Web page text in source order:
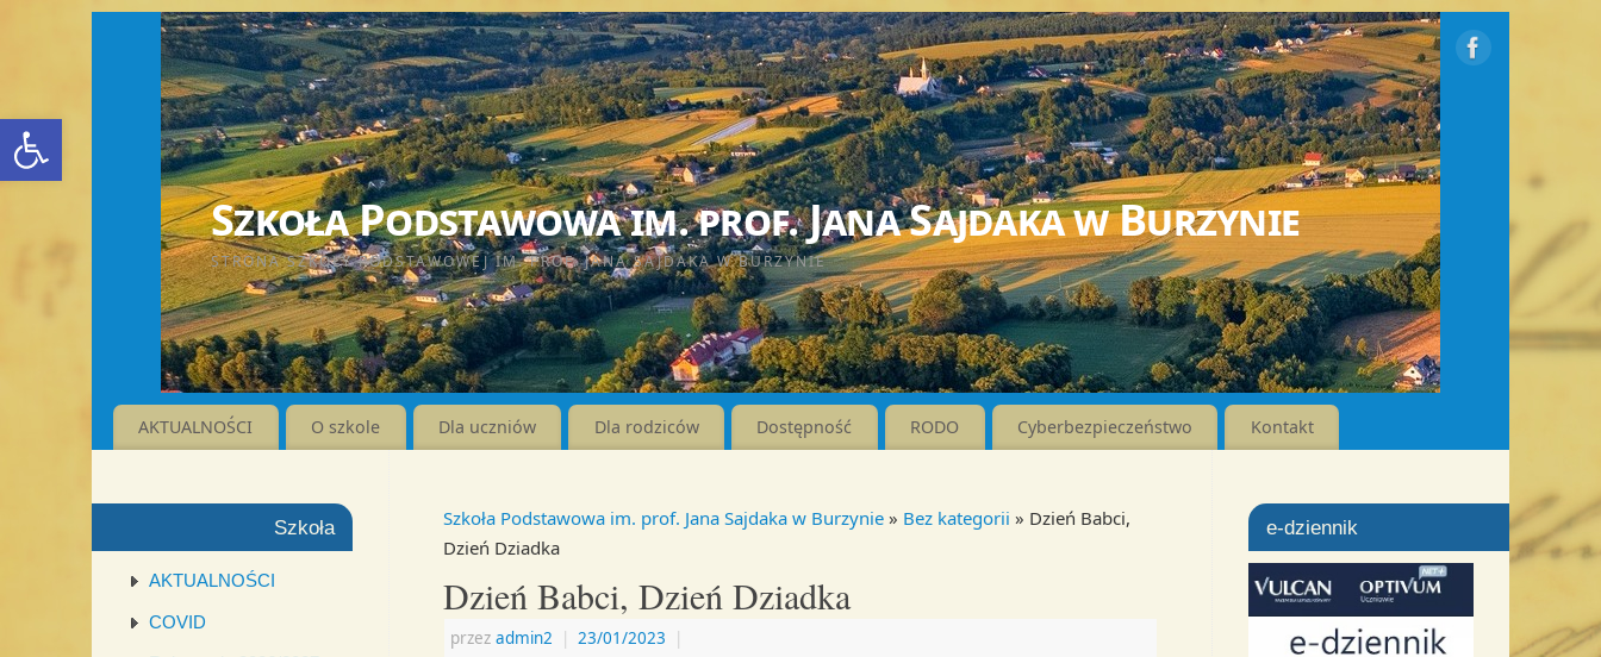
Otwórz pasek narzędzi
Szkoła Podstawowa im. prof. Jana Sajdaka w Burzynie
STRONA SZKOŁY PODSTAWOWEJ IM. PROF. JANA SAJDAKA W BURZYNIE
AKTUALNOŚCI O szkole Dla uczniów Dla rodziców Dostępność RODO Cyberbezpieczeństwo Kontakt
Szkoła Podstawowa im. prof. Jana Sajdaka w Burzynie » Bez kategorii » Dzień Babci,
Dzień Dziadka
Dzień Babci, Dzień Dziadka
przez admin2 | 23/01/2023 |
Szkoła
AKTUALNOŚCI
COVID
e-dziennik